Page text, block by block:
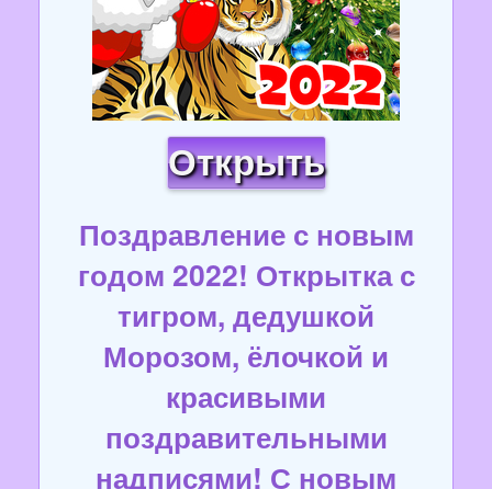
Открыть
Поздравление с новым
годом 2022! Открытка с
тигром, дедушкой
Морозом, ёлочкой и
красивыми
поздравительными
надписями! С новым